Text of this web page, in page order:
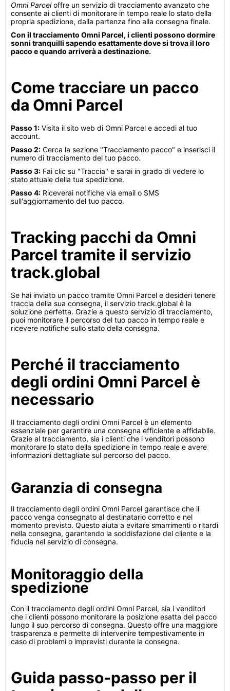
Omni Parceloffre un servizio di tracciamento avanzato che
consente ai clienti di monitorare in tempo reale lo stato della
propria spedizione, dalla partenza fino alla consegna finale.
Con il tracciamento Omni Parcel, i clienti possono dormire
sonni tranquilli sapendo esattamente dove si trova il loro
pacco e quando arriverà a destinazione.
Come tracciare un pacco
da Omni Parcel
Passo 1: Visita il sito web di Omni Parcel e accedi al tuo
account.
Passo 2: Cerca la sezione "Tracciamento pacco" e inserisci il
numero di tracciamento del tuo pacco.
Passo 3: Fai clic su "Traccia" e sarai in grado di vedere lo
stato attuale della tua spedizione.
Passo 4: Riceverai notifiche via email o SMS
sull'aggiornamento del tuo pacco.
Tracking pacchi da Omni
Parcel tramite il servizio
track.global
Se hai inviato un pacco tramite Omni Parcel e desideri tenere
traccia della sua consegna, il servizio track.global è la
soluzione perfetta. Grazie a questo servizio di tracciamento,
puoi monitorare il percorso del tuo pacco in tempo reale e
ricevere notifiche sullo stato della consegna.
Perché il tracciamento
degli ordini Omni Parcel è
necessario
Il tracciamento degli ordini Omni Parcel è un elemento
essenziale per garantire una consegna efficiente e affidabile.
Grazie al tracciamento, sia i clienti che i venditori possono
monitorare lo stato della spedizione in tempo reale e avere
informazioni dettagliate sul percorso del pacco.
Garanzia di consegna
Il tracciamento degli ordini Omni Parcel garantisce che il
pacco venga consegnato al destinatario corretto e nel
momento previsto. Questo aiuta a evitare smarrimenti o ritardi
nella consegna, garantendo la soddisfazione del cliente e la
fiducia nel servizio di consegna.
Monitoraggio della
spedizione
Con il tracciamento degli ordini Omni Parcel, sia i venditori
che i clienti possono monitorare la posizione esatta del pacco
lungo il suo percorso di consegna. Questo offre una maggiore
trasparenza e permette di intervenire tempestivamente in
caso di problemi o imprevisti durante la consegna.
Guida passo-passo per il